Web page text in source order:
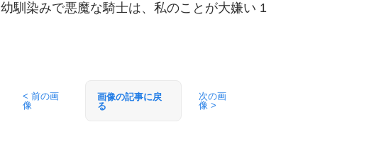
幼馴染みで悪魔な騎士は、私のことが大嫌い 1
< 前の画
像
画像の記事に戻
る
次の画
像 >